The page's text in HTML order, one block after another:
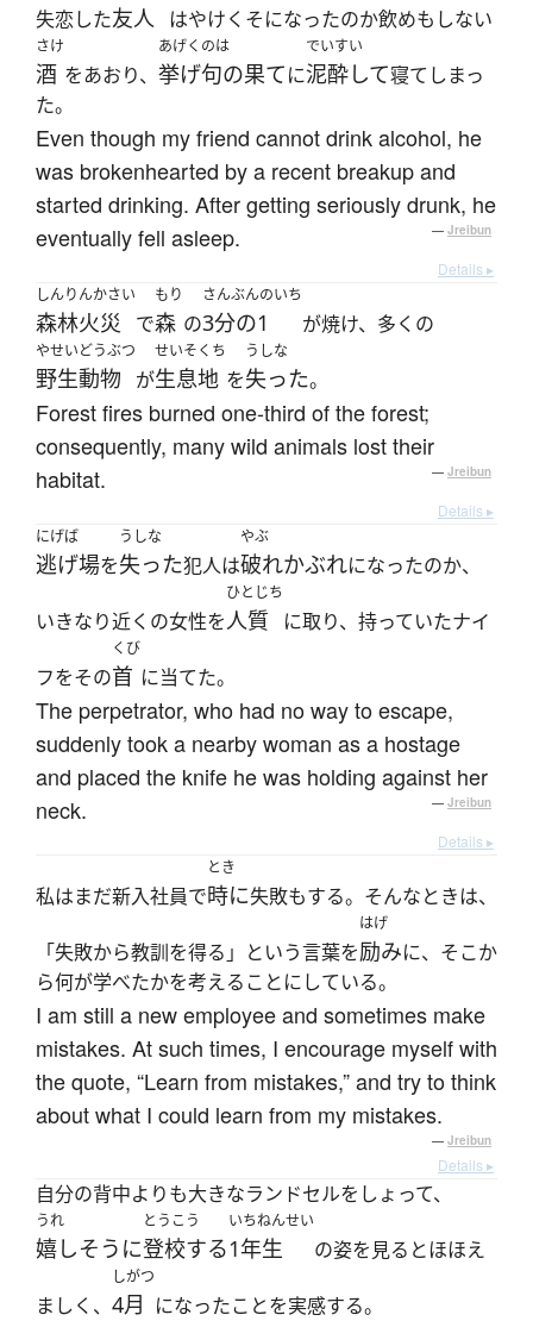
失恋した友人 はやけくそになったのか飲めもしない
さけ
酒 をあおり、
あげくのは
挙げ句の果てに
でいすい
泥酔して寝てしまっ
た。
Even though my friend cannot drink alcohol, he
was brokenhearted by a recent breakup and
started drinking. After getting seriously drunk, he
eventually fell asleep.
— Jreibun
Details ▸
しんりんかさい
森林火災 で
もり
森 の
さんぶんのいち
3分の1 が焼け、多くの
やせいどうぶつ
野生動物 が
せいそくち
生息地 を
うしな
失った。
Forest fires burned one-third of the forest;
consequently, many wild animals lost their
habitat.
— Jreibun
Details ▸
にげば
逃げ場を
うしな
失った犯人は
やぶ
破れかぶれになったのか、
いきなり近くの女性を
ひとじち
人質 に取り、持っていたナイ
フをその
くび
首 に当てた。
The perpetrator, who had no way to escape,
suddenly took a nearby woman as a hostage
and placed the knife he was holding against her
neck.
— Jreibun
Details ▸
私はまだ新入社員で
とき
時に失敗もする。そんなときは、
「失敗から教訓を得る」という言葉を
はげ
励みに、そこか
ら何が学べたかを考えることにしている。
I am still a new employee and sometimes make
mistakes. At such times, I encourage myself with
the quote, “Learn from mistakes,” and try to think
about what I could learn from my mistakes.
— Jreibun
Details ▸
自分の背中よりも大きなランドセルをしょって、
うれ
嬉しそうに
とうこう
登校する
いちねんせい
1年生 の姿を見るとほほえ
ましく、
しがつ
4月 になったことを実感する。